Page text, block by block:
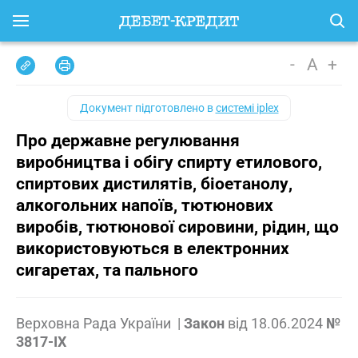
- A +
Документ підготовлено всистемі iplex
Про державне регулювання
виробництва і обігу спирту етилового,
спиртових дистилятів, біоетанолу,
алкогольних напоїв, тютюнових
виробів, тютюнової сировини, рідин, що
використовуються в електронних
сигаретах, та пального
Верховна Рада України | Закон від 18.06.2024 №
3817-IX